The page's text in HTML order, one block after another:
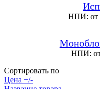
НПИ: от
НПИ:
Сортировать по
Цена +/-